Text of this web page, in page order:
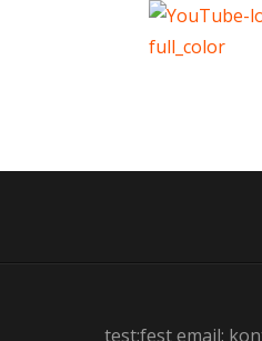
test:fest email: